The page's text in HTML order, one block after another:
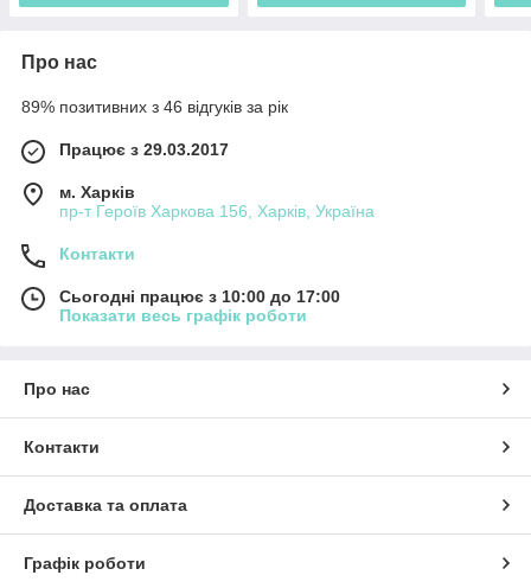
Про нас
89% позитивних з 46 відгуків за рік
Працює з 29.03.2017
м. Харків
пр-т Героїв Харкова 156, Харків, Україна
Контакти
Сьогодні працює з 10:00 до 17:00
Показати весь графік роботи
Про нас
Контакти
Доставка та оплата
Графік роботи